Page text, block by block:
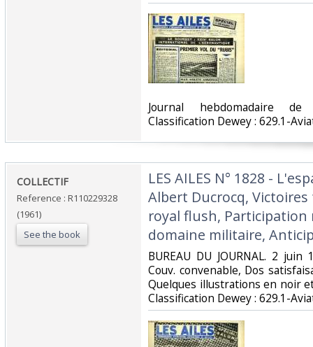
‎Journal hebdomadaire
Classification Dewey : 629.1-
‎COLLECTIF‎
Reference : R110229328
(1961)
See the book
‎LES AILES N° 1828 -
Albert Ducrocq,
royal flush, Participation
domaine militaire,
‎BUREAU DU JOURNAL. 2
Couv. convenable, Dos
Quelques illustrations en noir
Classification Dewey : 629.1-